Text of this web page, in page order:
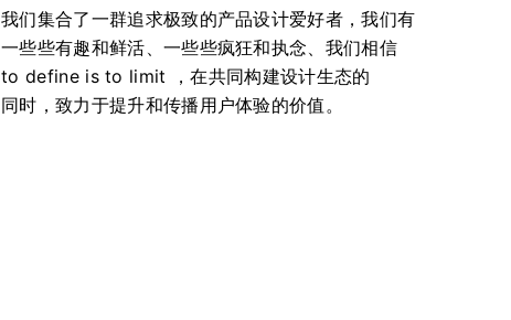
我们集合了一群追求极致的产品设计爱好者，我们有
一些些有趣和鲜活、一些些疯狂和执念、我们相信
to define is to limit ，在共同构建设计生态的
同时，致力于提升和传播用户体验的价值。